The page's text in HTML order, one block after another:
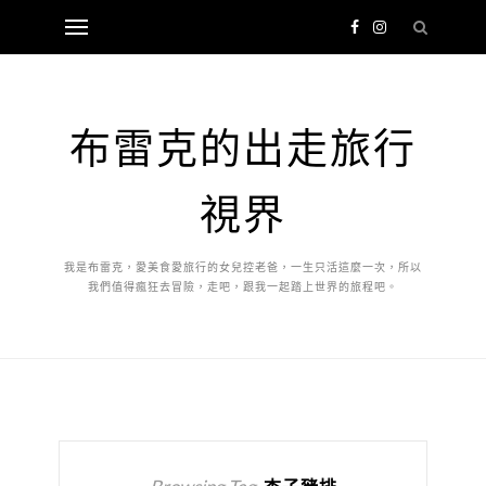
布雷克的出走旅行
視界
我是布雷克，愛美食愛旅行的女兒控老爸，一生只活這麼一次，所以
我們值得瘋狂去冒險，走吧，跟我一起踏上世界的旅程吧。